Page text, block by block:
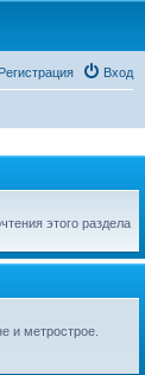
Вход
Регистрация
этого раздела
и метрострое.